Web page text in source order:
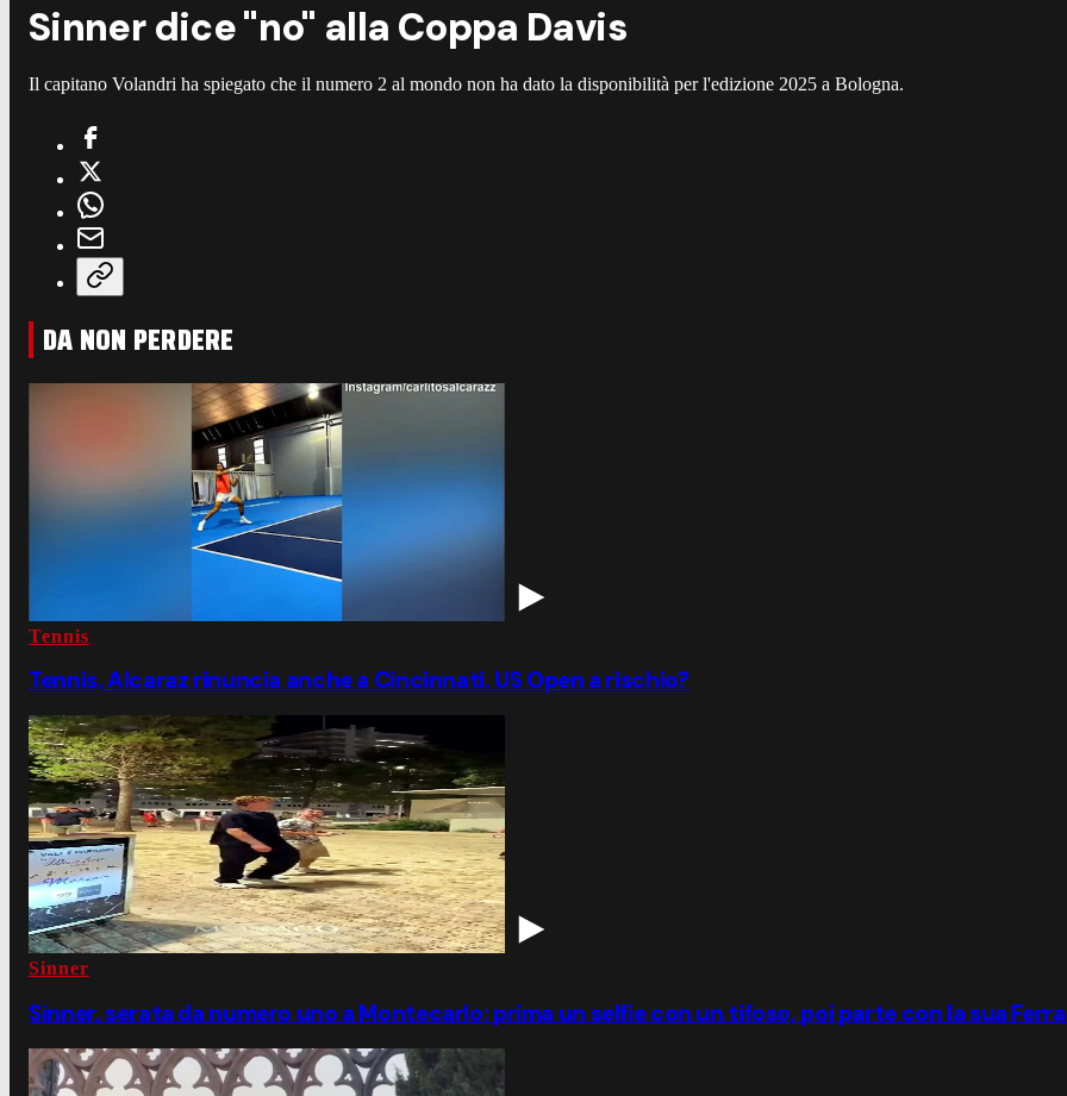
Sinner dice "no" alla Coppa Davis
Il capitano Volandri ha spiegato che il numero 2 al mondo non ha dato la disponibilità per l'edizione 2025 a Bologna.
DA NON PERDERE
Tennis
Tennis, Alcaraz rinuncia anche a Cincinnati. US Open a rischio?
Sinner
Sinner, serata da numero uno a Montecarlo: prima un selfie con un tifoso, poi parte con la sua